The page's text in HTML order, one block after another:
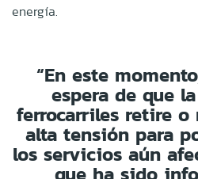
energía.
“En este
espera de que
ferrocarriles retire o
alta tensión para
los servicios aún